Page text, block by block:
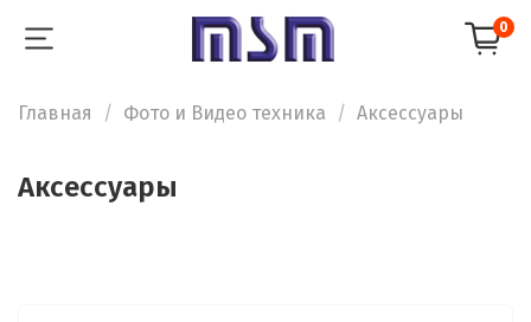
0
Главная Фото и Видео техника Аксессуары
Аксессуары